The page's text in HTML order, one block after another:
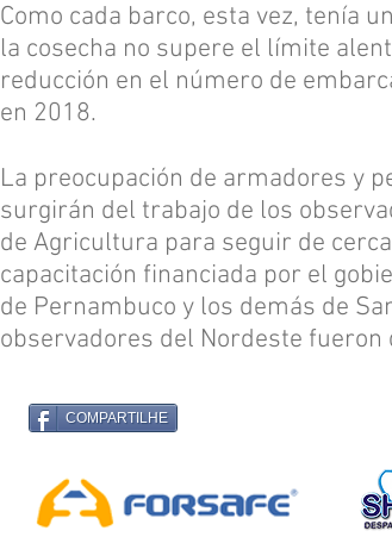
Como cada barco, esta vez, tenía
la cosecha no supere el límite
reducción en el número de
en 2018.
La preocupación de armadores y
surgirán del trabajo de los
de Agricultura para seguir de
capacitación financiada por el
de Pernambuco y los demás de
observadores del Nordeste fueron
COMPARTILHE